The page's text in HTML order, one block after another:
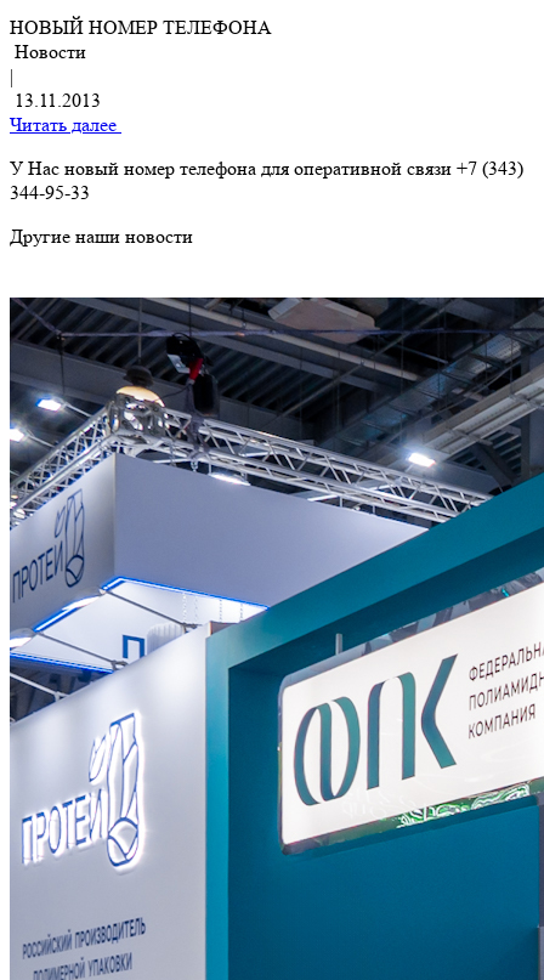
НОВЫЙ НОМЕР ТЕЛЕФОНА
Новости
|
13.11.2013
Читать далее
У Нас новый номер телефона для оперативной связи +7 (343)
344-95-33
Другие наши новости